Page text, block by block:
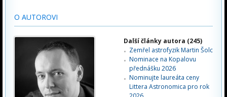
O AUTOROVI
Další články autora (245)
Zemřel astrofyzik Martin Šolc
Nominace na Kopalovu
přednášku 2026
Nominujte laureáta ceny
Littera Astronomica pro rok